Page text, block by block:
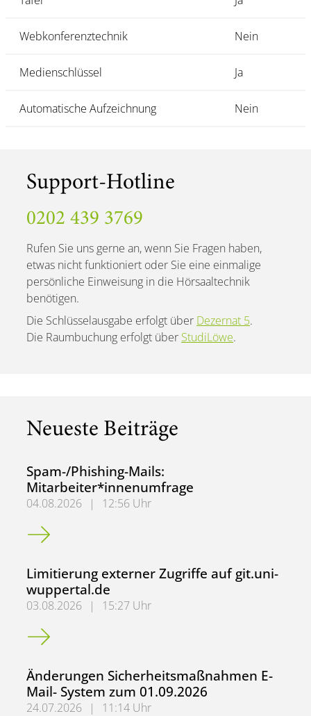
Webkonferenztechnik Nein
Medienschlüssel Ja
Automatische Aufzeichnung Nein
Support-Hotline
0202 439 3769
Rufen Sie uns gerne an, wenn Sie Fragen haben,
etwas nicht funktioniert oder Sie eine einmalige
persönliche Einweisung in die Hörsaaltechnik
benötigen.
Die Schlüsselausgabe erfolgt über Dezernat 5.
Die Raumbuchung erfolgt über StudiLöwe.
Neueste Beiträge
Spam-/Phishing-Mails:
Mitarbeiter*innenumfrage
04.08.2026 |
12:56 Uhr
Spam-/Phishing-Mails: Mitarbeiter*innenumfrage
Limitierung externer Zugriffe auf git.uni-
wuppertal.de
03.08.2026 |
15:27 Uhr
Limitierung externer Zugriffe auf git.uni-wuppertal.de
Änderungen Sicherheitsmaßnahmen E-
Mail- System zum 01.09.2026
24.07.2026 |
11:14 Uhr